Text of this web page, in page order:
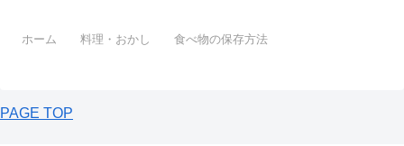
ホーム 料理・おかし 食べ物の保存方法
PAGE TOP